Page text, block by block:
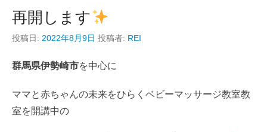
再開します
投稿日: 2022年8月9日 投稿者: REI
群馬県伊勢崎市を中心に
ママと赤ちゃんの未来をひらくベビーマッサージ教室教
室を開講中の